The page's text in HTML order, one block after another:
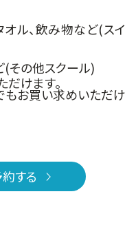
オル、飲み物など(スイ
その他スクール)
けます。
お買い求めいただけ
する